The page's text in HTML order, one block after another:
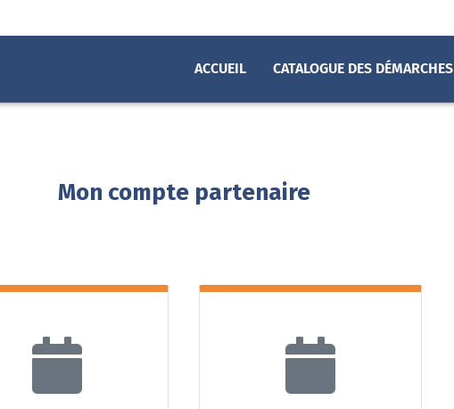
ACCUEIL CATALOGUE DES DÉMARCHES
Mon compte partenaire